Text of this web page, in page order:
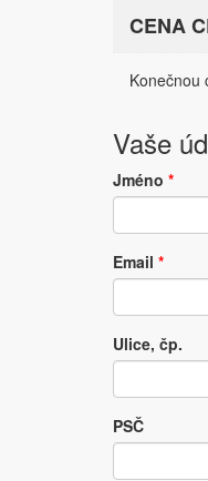
CENA
Konečnou
Vaše
Jméno *
Email *
Ulice, čp.
PSČ